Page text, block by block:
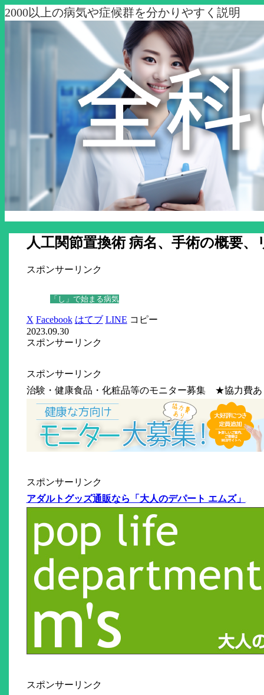
2000以上の病気や症候群を分かりやすく説明
人工関節置換術 病名、手術の概要
スポンサーリンク
「し」で始まる病気
X Facebook はてブ LINE コピー
2023.09.30
スポンサーリンク
スポンサーリンク
治験・健康食品・化粧品等のモニター募集 ★協力費あ
スポンサーリンク
アダルトグッズ通販なら「大人のデパート エムズ」
スポンサーリンク